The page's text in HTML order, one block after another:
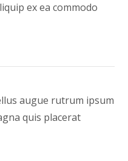
ex ea commodo
augue rutrum ipsum
quis placerat